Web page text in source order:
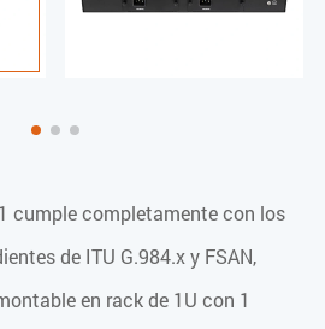
cumple completamente con los
de ITU G.984.x y FSAN,
en rack de 1U con 1